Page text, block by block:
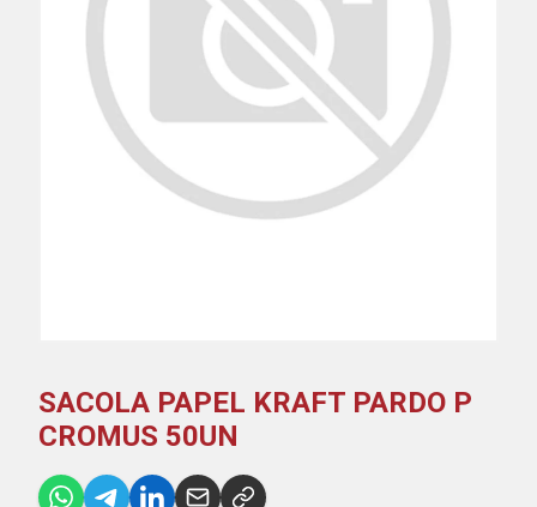
SACOLA PAPEL KRAFT PARDO P
CROMUS 50UN